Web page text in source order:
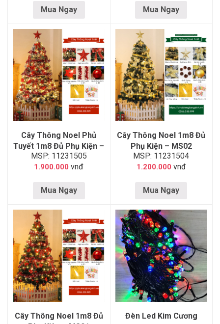
Mua Ngay Mua Ngay
Cây Thông Noel Phủ
Tuyết 1m8 Đủ Phụ Kiện –
MS03
MSP: 11231505
1.900.000 vnđ
Mua Ngay
Cây Thông Noel 1m8 Đủ
Phụ Kiện – MS02
MSP: 11231504
1.200.000 vnđ
Mua Ngay
Cây Thông Noel 1m8 Đủ
Đèn Led Kim Cương